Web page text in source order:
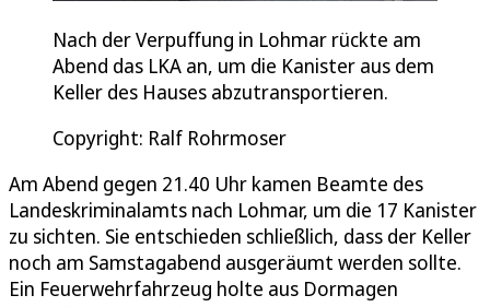
Nach der Verpuffung in Lohmar rückte am
Abend das LKA an, um die Kanister aus dem
Keller des Hauses abzutransportieren.
Copyright: Ralf Rohrmoser
Am Abend gegen 21.40 Uhr kamen Beamte des
Landeskriminalamts nach Lohmar, um die 17 Kanister
zu sichten. Sie entschieden schließlich, dass der Keller
noch am Samstagabend ausgeräumt werden sollte.
Ein Feuerwehrfahrzeug holte aus Dormagen